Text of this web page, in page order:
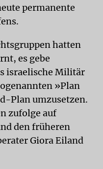
permanente
hatten
es gebe
israelische Militär
»Plan
Plan umzusetzen.
zufolge auf
den früheren
Giora Eiland